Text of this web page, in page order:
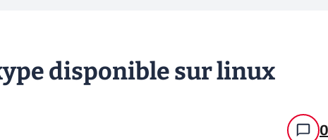
disponible sur linux
0